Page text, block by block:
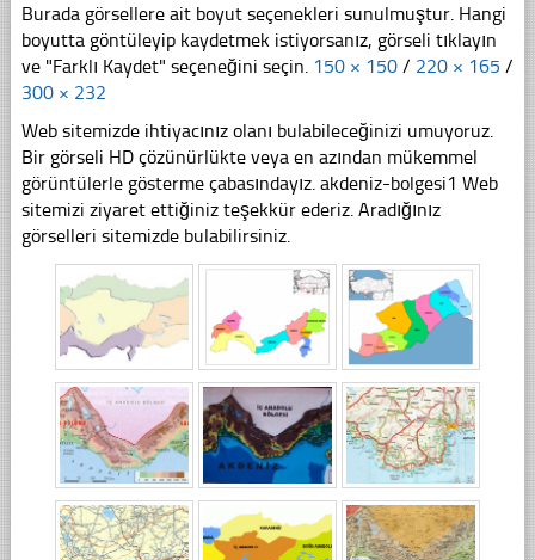
Burada görsellere ait boyut seçenekleri sunulmuştur. Hangi
boyutta göntüleyip kaydetmek istiyorsanız, görseli tıklayın
ve "Farklı Kaydet" seçeneğini seçin. 150 × 150 / 220 × 165 /
300 × 232
Web sitemizde ihtiyacınız olanı bulabileceğinizi umuyoruz.
Bir görseli HD çözünürlükte veya en azından mükemmel
görüntülerle gösterme çabasındayız. akdeniz-bolgesi1 Web
sitemizi ziyaret ettiğiniz teşekkür ederiz. Aradığınız
görselleri sitemizde bulabilirsiniz.